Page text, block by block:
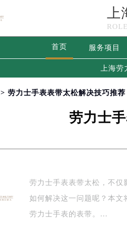
首页 服务项目
上海
> 劳力士手表表带太松解决技巧推荐
劳力士
劳力士手表表带太松，不仅
如何解决这一问题呢？本文
劳力士手表的表带。…